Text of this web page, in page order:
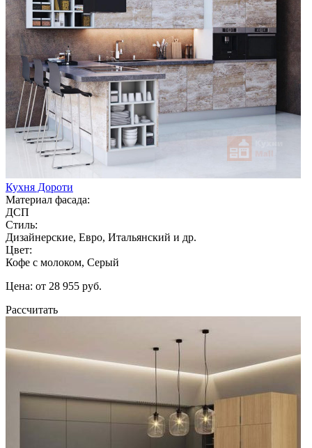
Кухня Дороти
Материал фасада:
ДСП
Стиль:
Дизайнерские, Евро, Итальянский и др.
Цвет:
Кофе с молоком, Серый
Цена: от 28 955 руб.
Рассчитать